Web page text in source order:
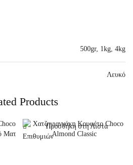
500gr, 1kg 4kg
Λευκό
Products
Προσθήκη στη Λίστα
Επιθυμιών